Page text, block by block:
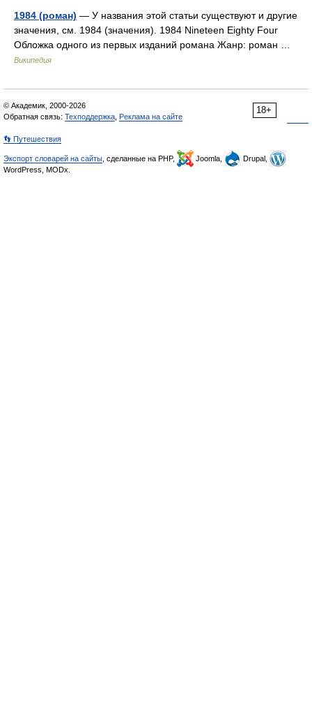
1984 (роман) — У названия этой статьи существуют и другие
значения, см. 1984 (значения). 1984 Nineteen Eighty Four
Обложка одного из первых изданий романа Жанр: роман …
Википедия
18+
© Академик, 2000-2026
Обратная связь: Техподдержка Реклама на сайте
👣 Путешествия
Экспорт словарей на сайты , сделанные на PHP, Joomla,
Drupal,
WordPress, MODx.